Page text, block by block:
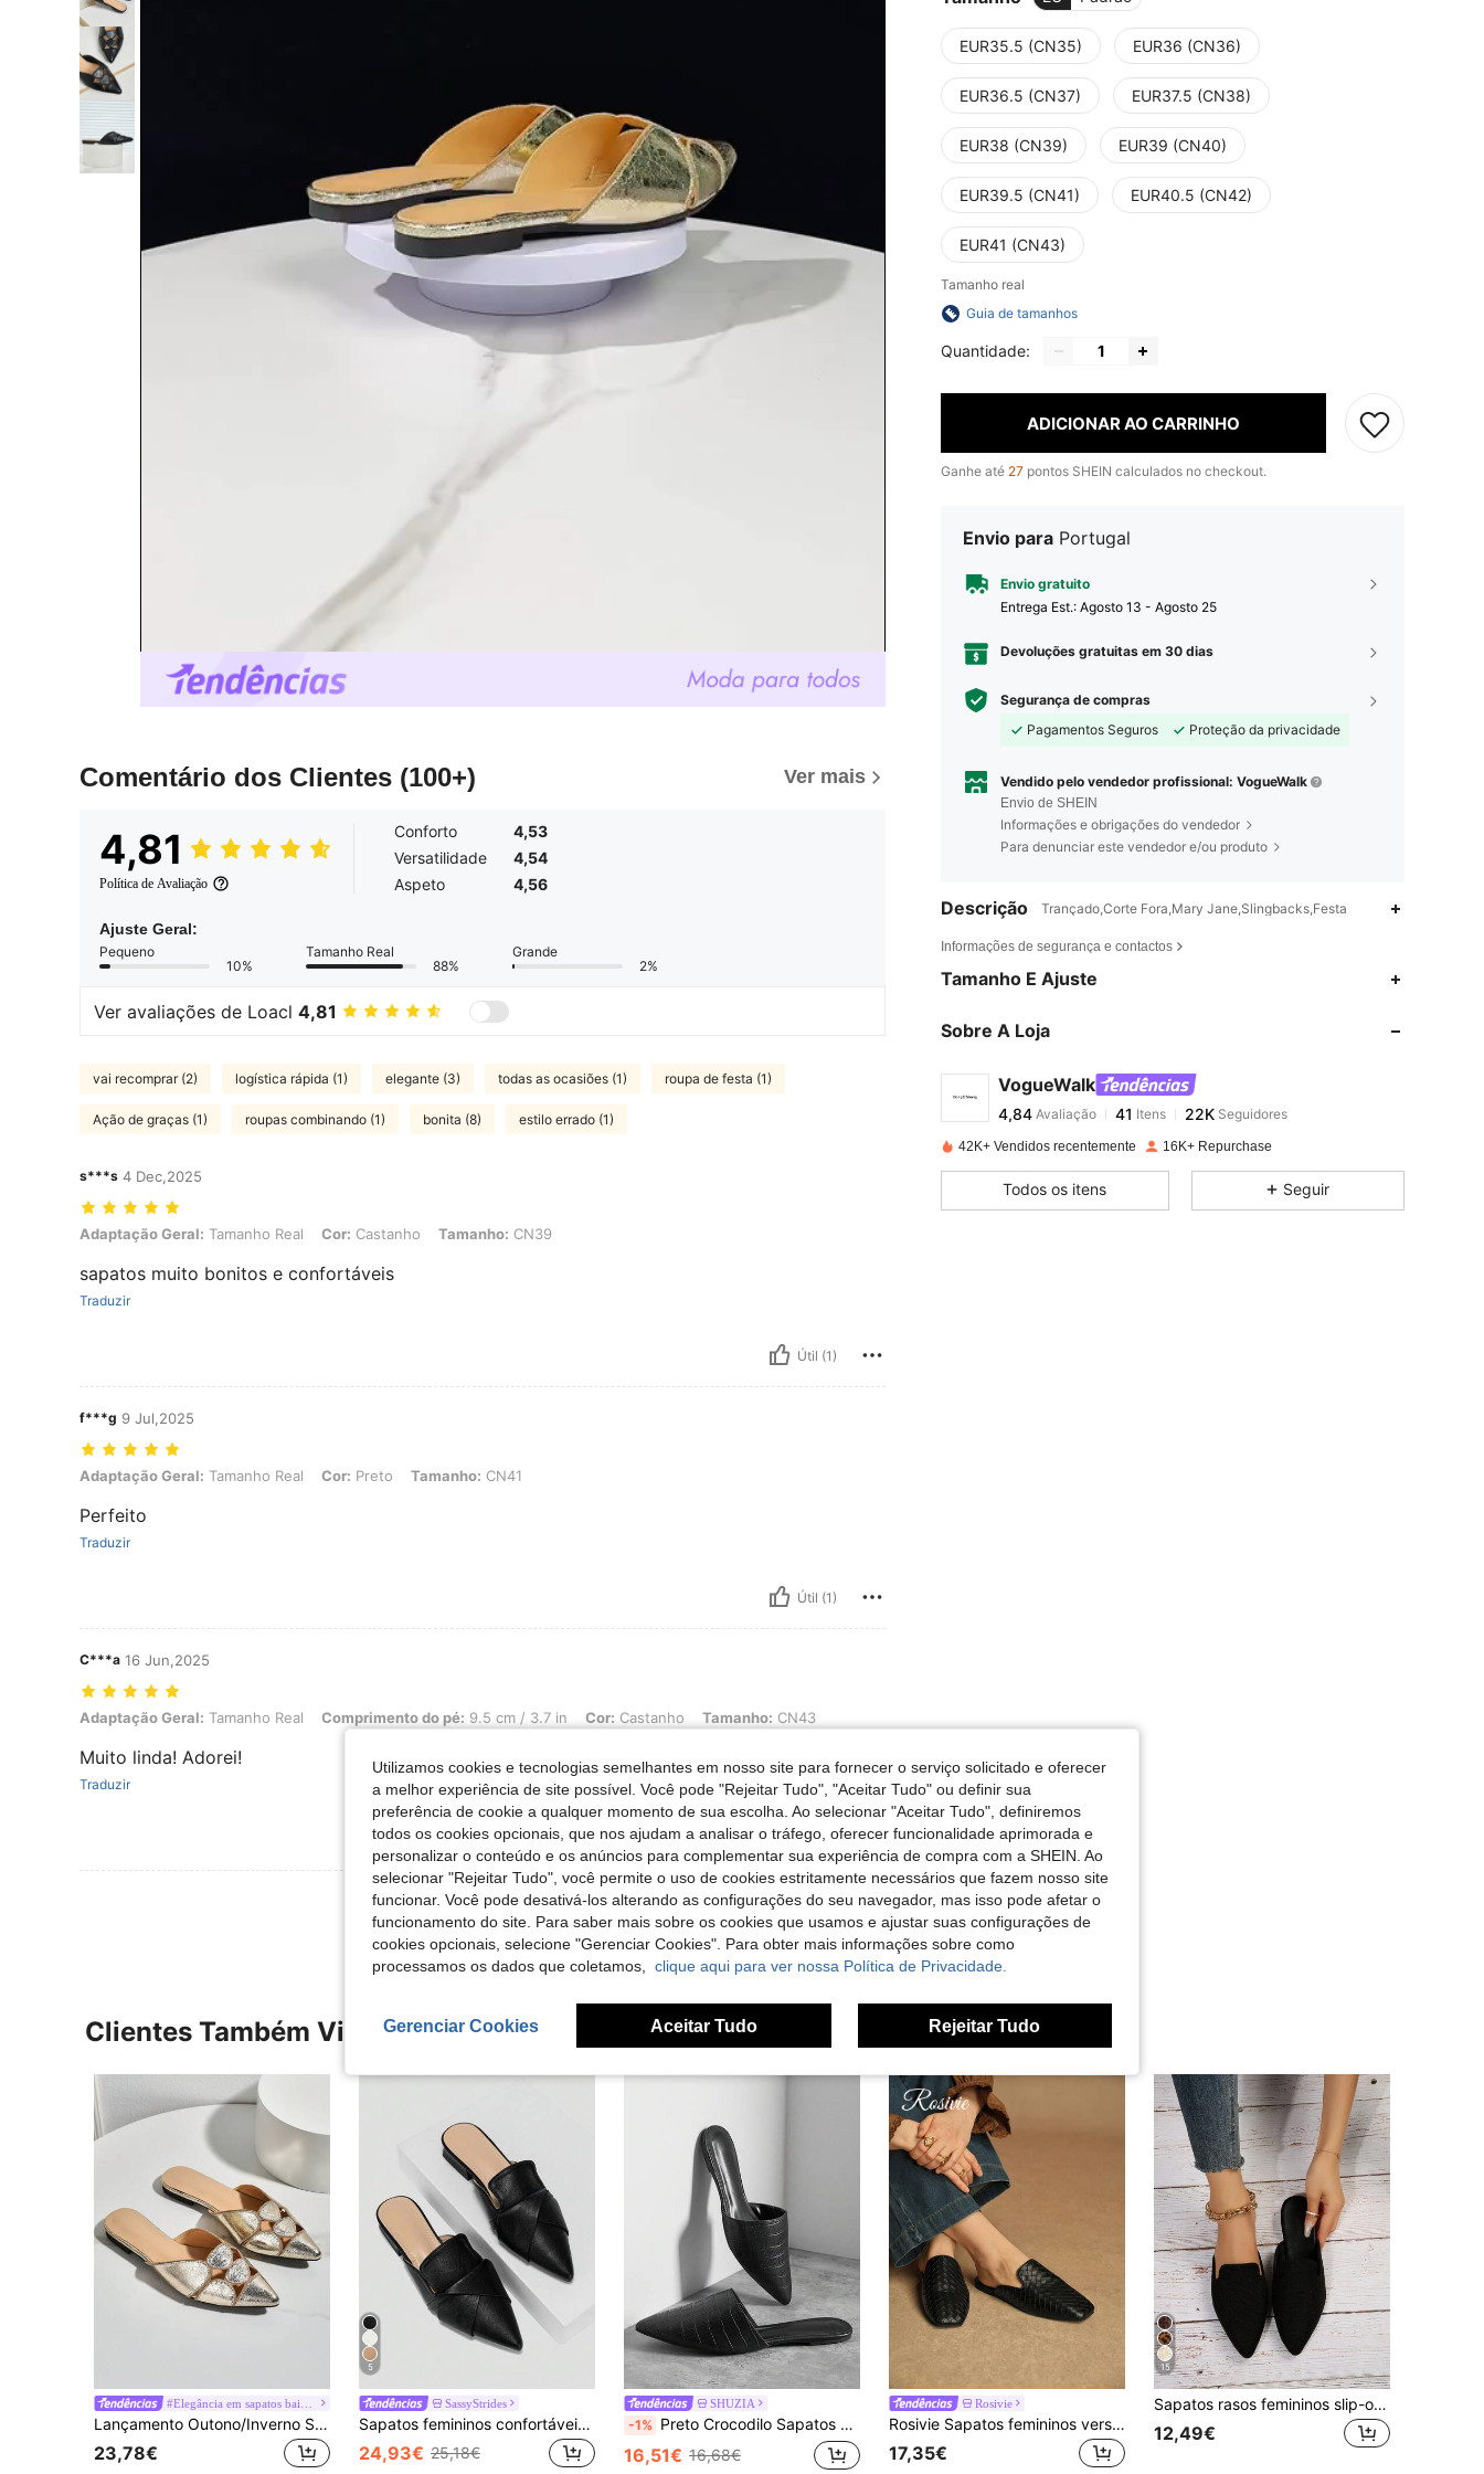
Comentário dos Clientes (100+) Ver mais
4,81
Política de Avaliação
Conforto
4,53
Versatilidade
4,54
Aspeto
4,56
Ajuste Geral:
Pequeno
10%
Tamanho Real
88%
Grande
2%
Ver avaliações de Loacl 4,81
vai recomprar (2) logística rápida (1) elegante (3) todas as ocasiões (1) roupa de festa (1)
Ação de graças (1) roupas combinando (1) bonita (8) estilo errado (1)
s***s 4 Dec,2025
Adaptação Geral: Tamanho Real, Cor: Castanho, Tamanho: CN39
Adaptação Geral: Tamanho Real Cor: Castanho Tamanho: CN39
sapatos muito bonitos e confortáveis
Traduzir
Útil (1)
f***g 9 Jul,2025
Adaptação Geral: Tamanho Real, Cor: Preto, Tamanho: CN41
Adaptação Geral: Tamanho Real Cor: Preto Tamanho: CN41
Perfeito
Traduzir
Útil (1)
C***a 16 Jun,2025
Adaptação Geral: Tamanho Real, Comprimento do pé: 9.5 cm / 3.7 in, Cor: Castanho, Tamanho: CN43
Adaptação Geral: Tamanho Real Comprimento do pé: 9.5 cm / 3.7 in Cor: Castanho Tamanho: CN43
Muito linda! Adorei!
Traduzir
Útil (1)
Ver Mais Avaliações
EUR35.5 (CN35) EUR36 (CN36)
EUR36.5 (CN37) EUR37.5 (CN38)
EUR38 (CN39) EUR39 (CN40)
EUR39.5 (CN41) EUR40.5 (CN42)
EUR41 (CN43)
Tamanho real
Guia de tamanhos
Quantidade:
ADICIONAR AO CARRINHO
Ganhe até 27 pontos SHEIN calculados no checkout.
Envio para Portugal
Envio gratuito
Entrega Est.: Agosto 13 - Agosto 25
Devoluções gratuitas em 30 dias
Segurança de compras
Pagamentos Seguros
Proteção da privacidade
Vendido pelo vendedor profissional: VogueWalk
Envio de SHEIN
Informações e obrigações do vendedor
Para denunciar este vendedor e/ou produto
Descrição Trançado,Corte Fora,Mary Jane,Slingbacks,Festa
Informações de segurança e contactos
Tamanho E Ajuste
Sobre A Loja
VogueWalk
4,84
4,84 Avaliação 41Itens 22K
A***apago1 dia atrás
42K+ Vendidos recentemente 16K+ Repurchase
Todos os itens Seguir
Clientes Também Visitaram
Lançamento Outono/Inverno Sapatos Femininos com Bico Fechado e Rasteiro, Estilo Francês, Modernos para o Verão, Mule
23,78€
5
SassyStrides
Sapatos femininos confortáveis e versáteis de biqueira fechada, salto grosso, slip-on, para uso exterior de verão, estilo minimalista, biqueira pontiaguda, slouchy, meia-slingback
24,93€ 25,18€
SHUZIA
-1% Preto Crocodilo Sapatos baixos
16,51€ 16,68€
Rosivie
Rosivie Sapatos femininos versáteis de tecido trançado, modelo slip-on, com bico quadrado.
17,35€
15
Sapatos rasos femininos slip-on de biqueira pontiaguda, em tecido, semi-pretos, moda primavera/verão, versáteis, tamanho grande 35-45-45
12,49€
Utilizamos cookies e tecnologias semelhantes em nosso site para fornecer o serviço solicitado e oferecer
a melhor experiência de site possível. Você pode "Rejeitar Tudo", "Aceitar Tudo" ou definir sua
preferência de cookie a qualquer momento de sua escolha. Ao selecionar "Aceitar Tudo", definiremos
todos os cookies opcionais, que nos ajudam a analisar o tráfego, oferecer funcionalidade aprimorada e
personalizar o conteúdo e os anúncios para complementar sua experiência de compra com a SHEIN. Ao
selecionar "Rejeitar Tudo", você permite o uso de cookies estritamente necessários que fazem nosso site
funcionar. Você pode desativá-los alterando as configurações do seu navegador, mas isso pode afetar o
funcionamento do site. Para saber mais sobre os cookies que usamos e ajustar suas configurações de
cookies opcionais, selecione "Gerenciar Cookies". Para obter mais informações sobre como
processamos os dados que coletamos, clique aqui para ver nossa Política de Privacidade.
Gerenciar Cookies Aceitar Tudo Rejeitar Tudo